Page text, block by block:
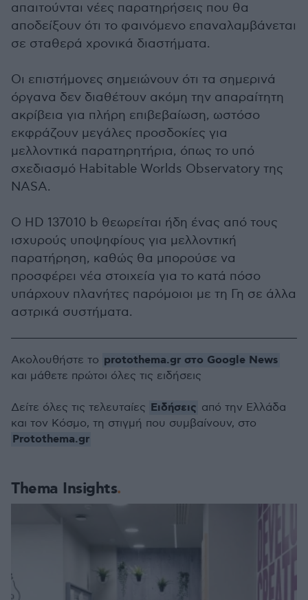
απαιτούνται νέες παρατηρήσεις που θα
αποδείξουν ότι το φαινόμενο επαναλαμβάνεται
σε σταθερά χρονικά διαστήματα.
Οι επιστήμονες σημειώνουν ότι τα σημερινά
όργανα δεν διαθέτουν ακόμη την απαραίτητη
ακρίβεια για πλήρη επιβεβαίωση, ωστόσο
εκφράζουν μεγάλες προσδοκίες για
μελλοντικά παρατηρητήρια, όπως το υπό
σχεδιασμό Habitable Worlds Observatory της
NASA.
Ο HD 137010 b θεωρείται ήδη ένας από τους
ισχυρούς υποψηφίους για μελλοντική
παρατήρηση, καθώς θα μπορούσε να
προσφέρει νέα στοιχεία για το κατά πόσο
υπάρχουν πλανήτες παρόμοιοι με τη Γη σε άλλα
αστρικά συστήματα.
Thema Insights
Ακολουθήστε το protothema.gr στο Google News
και μάθετε πρώτοι όλες τις ειδήσεις
Δείτε όλες τις τελευταίες Ειδήσεις από την Ελλάδα
και τον Κόσμο, τη στιγμή που συμβαίνουν, στο
Protothema.gr